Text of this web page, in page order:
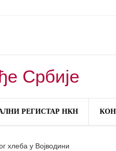
Србије
РЕГИСТАР НКН
хлеба у Војводини